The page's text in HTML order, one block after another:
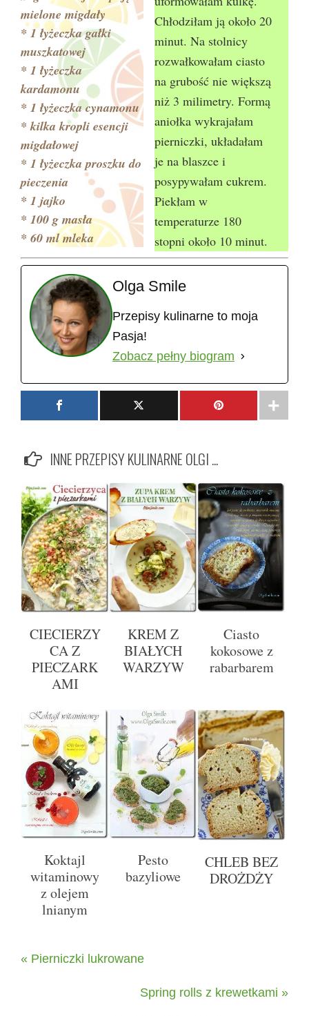
mielone migdały
* 1 łyżeczka gałki
muszkatowej
* 1 łyżeczka
kardamonu
* 1 łyżeczka cynamonu
* kilka kropli esencji
migdałowej
* 1 łyżeczka proszku do
pieczenia
* 1 jajko
* 100 g masła
* 60 ml mleka
Chłodziłam ją około 20
minut. Na stolnicy
rozwałkowałam ciasto
na grubość nie większą
niż 3 milimetry. Formą
aniołka wykrajałam
pierniczki, układałam
je na blaszce i
posypywałam cukrem.
Piekłam w
temperaturze 180
stopni około 10 minut.
Olga Smile
Przepisy kulinarne to moja
Pasja!
Zobacz pełny biogram
INNE PRZEPISY KULINARNE OLGI ...
CIECIERZY
CA Z
PIECZARK
AMI
KREM Z
BIAŁYCH
WARZYW
Ciasto
kokosowe z
rabarbarem
Koktajl
witaminowy
z olejem
lnianym
Pesto
bazyliowe
CHLEB BEZ
DROŻDŻY
« Pierniczki lukrowane
Spring rolls z krewetkami »